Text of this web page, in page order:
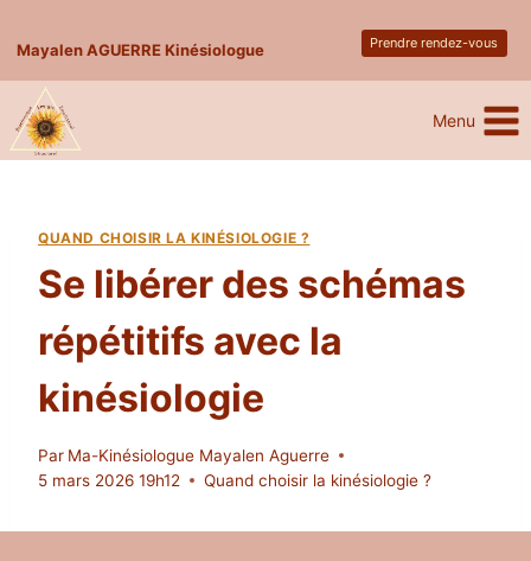
to
content
Mayalen AGUERRE Kinésiologue Prendre rendez-vous
Menu
QUAND CHOISIR LA KINÉSIOLOGIE ?
Se libérer des schémas
répétitifs avec la
kinésiologie
Par Ma-Kinésiologue Mayalen Aguerre
5 mars 2026 19h12
Quand choisir la kinésiologie ?